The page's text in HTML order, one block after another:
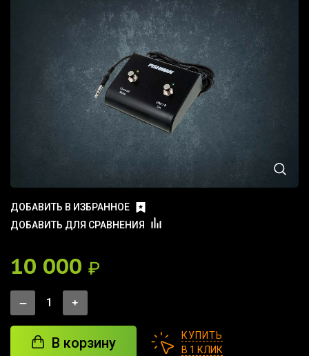
ДОБАВИТЬ В ИЗБРАННОЕ
ДОБАВИТЬ ДЛЯ СРАВНЕНИЯ
10 000 ₽
В корзину
КУПИТЬ
В 1 КЛИК